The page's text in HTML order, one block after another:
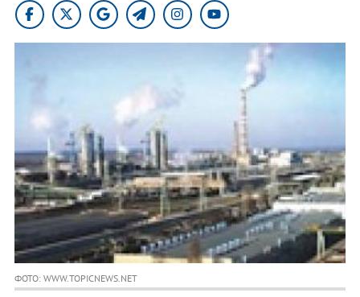
ФОТО: WWW.TOPICNEWS.NET